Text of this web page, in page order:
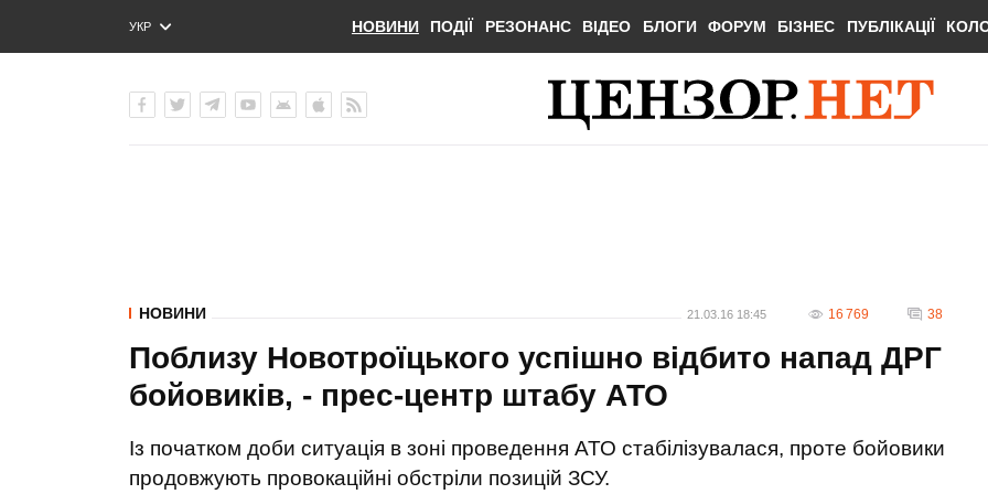
УКР
ENG
НОВИНИ ПОДІЇ РЕЗОНАНС ВІДЕО БЛОГИ ФОРУМ БІЗНЕС ПУБЛІКАЦІЇ
НОВИНИ 21.03.16 18:45 16 769 38
Поблизу Новотроїцького успішно відбито напад ДРГ
бойовиків, - прес-центр штабу АТО
Із початком доби ситуація в зоні проведення АТО стабілізувалася, проте бойовики
продовжують провокаційні обстріли позицій ЗСУ.